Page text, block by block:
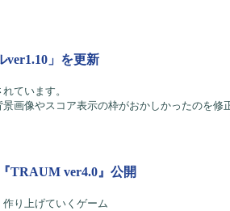
ver1.10」を更新
ています。
画像やスコア表示の枠がおかしかったのを修
TRAUM ver4.0』公開
り上げていくゲーム